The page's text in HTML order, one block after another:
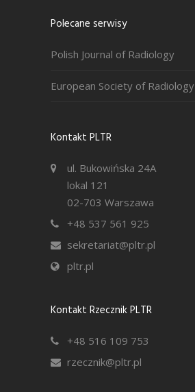
Polecane serwisy
Polish Journal of Radiology
European Society of Radiology
Kontakt PLTR
ul. Bukowińska 24A
lokal 121
02-703 Warszawa
+48 537 561 925
sekretariat@pltr.pl
pltr.pl
Kontakt Rzecznik PLTR
+48 516 109 753
rzecznik@pltr.pl